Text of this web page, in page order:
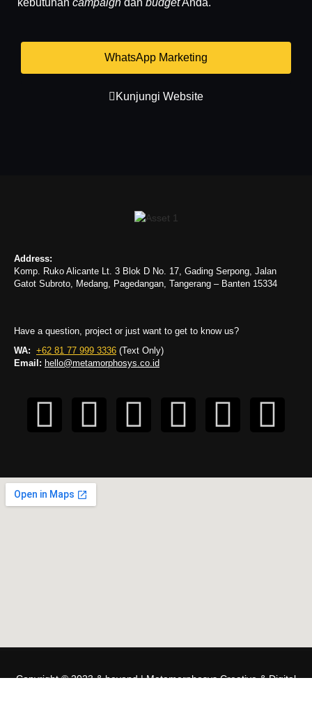
kebutuhan campaign dan budgetAnda.
WhatsApp Marketing
Kunjungi Website
Address:
Komp. Ruko Alicante Lt. 3 Blok D No. 17, Gading Serpong, Jalan
Gatot Subroto, Medang, Pagedangan, Tangerang – Banten 15334
Have a question, project or just want to get to know us?
WA: +62 81 77 999 3336 (Text Only)
Email: hello@metamorphosys.co.id
Copyright © 2023 & beyond | Metamorphosys Creative & Digital